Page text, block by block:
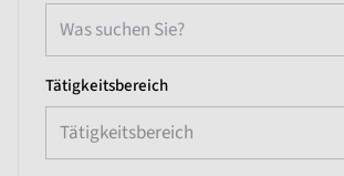
Tätigkeitsbereich
Tätigkeitsbereich